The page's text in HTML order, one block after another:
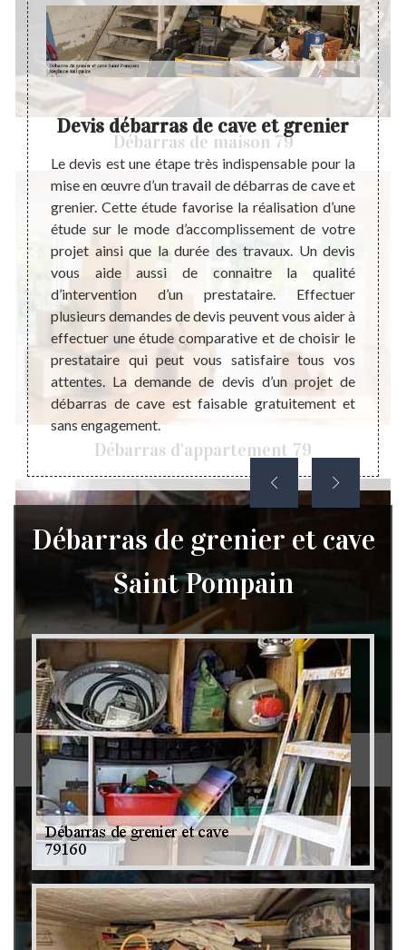
Débarras de maison 79
Débarras d'appartement 79
Débarras de grenier et cave 79
la
et
pour
de
de
que
Devis débarras de cave et grenier
Le devis est une étape très indispensable pour la
mise en œuvre d’un travail de débarras de cave et
grenier. Cette étude favorise la réalisation d’une
étude sur le mode d’accomplissement de votre
projet ainsi que la durée des travaux. Un devis
vous aide aussi de connaitre la qualité
d’intervention d’un prestataire. Effectuer
plusieurs demandes de devis peuvent vous aider à
effectuer une étude comparative et de choisir le
prestataire qui peut vous satisfaire tous vos
attentes. La demande de devis d’un projet de
débarras de cave est faisable gratuitement et
sans engagement.
Un
est
être
des
de
Débarras de grenier et cave
Saint Pompain